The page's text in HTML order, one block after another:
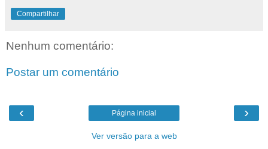
Compartilhar
Nenhum comentário:
Postar um comentário
‹ ›
Página inicial
Ver versão para a web